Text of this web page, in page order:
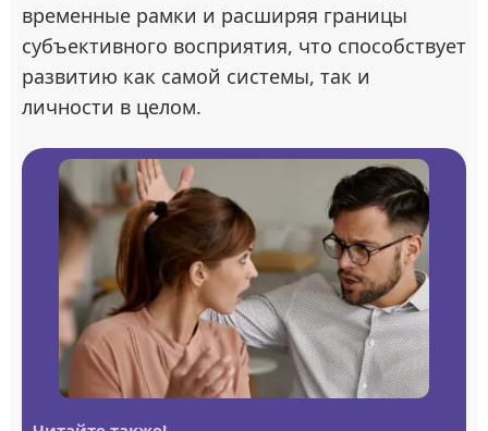
временные рамки и расширяя границы
субъективного восприятия, что способствует
развитию как самой системы, так и
личности в целом.